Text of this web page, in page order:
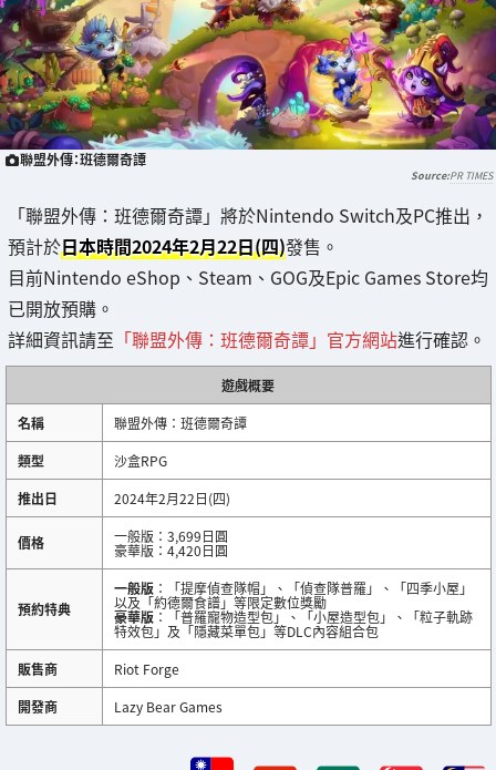
聯盟外傳：班德爾奇譚
PR TIMES
「聯盟外傳：班德爾奇譚」將於Nintendo Switch及PC推出，
預計於日本時間2024年2月22日(四)發售。
目前Nintendo eShop、Steam、GOG及Epic Games Store均
已開放預購。
詳細資訊請至 「聯盟外傳：班德爾奇譚」官方網站進行確認。
遊戲概要
名稱
聯盟外傳：班德爾奇譚
類型
沙盒RPG
推出日
2024年2月22日(四)
價格 一般版：3,699日圓
豪華版：4,420日圓
預約特典
一般版：「提摩偵查隊帽」、「偵查隊普羅」、「四季小屋」
以及「約德爾食譜」等限定數位獎勵
豪華版：「普羅寵物造型包」、「小屋造型包」、「粒子軌跡
特效包」及「隱藏菜單包」等DLC內容組合包
販售商
Riot Forge
開發商
Lazy Bear Games